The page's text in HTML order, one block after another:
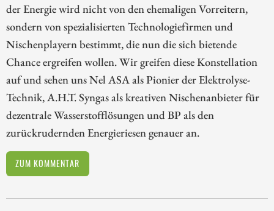
der Energie wird nicht von den ehemaligen Vorreitern,
sondern von spezialisierten Technologiefirmen und
Nischenplayern bestimmt, die nun die sich bietende
Chance ergreifen wollen. Wir greifen diese Konstellation
auf und sehen uns Nel ASA als Pionier der Elektrolyse-
Technik, A.H.T. Syngas als kreativen Nischenanbieter für
dezentrale Wasserstofflösungen und BP als den
zurückrudernden Energieriesen genauer an.
ZUM KOMMENTAR